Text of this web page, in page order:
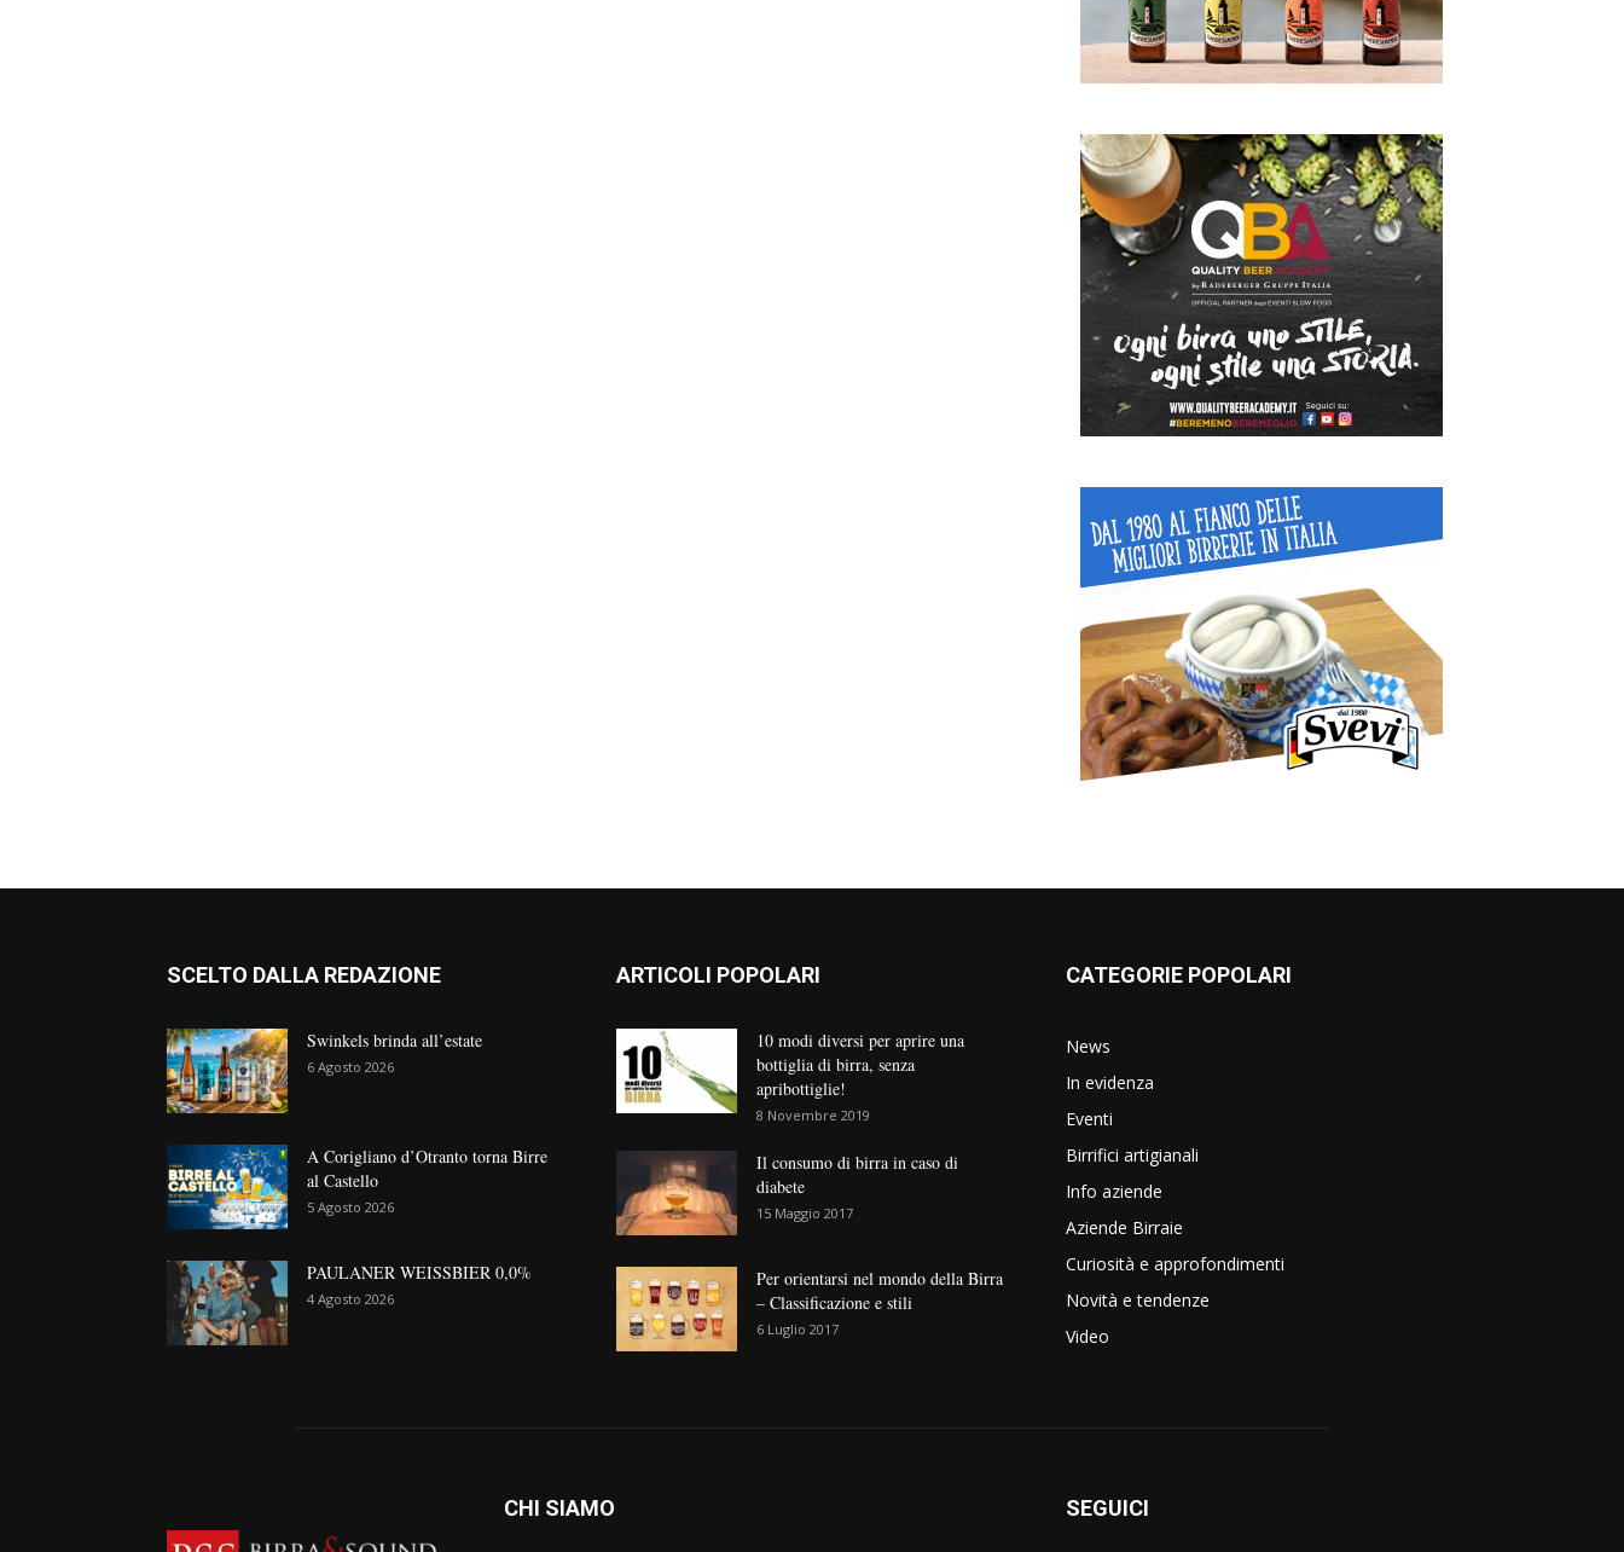
SCELTO DALLA REDAZIONE
Swinkels brinda all’estate
6 Agosto 2026
A Corigliano d’Otranto torna Birre
al Castello
5 Agosto 2026
PAULANER WEISSBIER 0,0%
4 Agosto 2026
ARTICOLI POPOLARI
10 modi diversi per aprire una
bottiglia di birra, senza
apribottiglie!
8 Novembre 2019
Il consumo di birra in caso di
diabete
15 Maggio 2017
Per orientarsi nel mondo della Birra
– Classificazione e stili
6 Luglio 2017
CATEGORIE POPOLARI
News
In evidenza
Eventi
Birrifici artigianali
Info aziende
Aziende Birraie
Curiosità e approfondimenti
Novità e tendenze
Video
CHI SIAMO SEGUICI